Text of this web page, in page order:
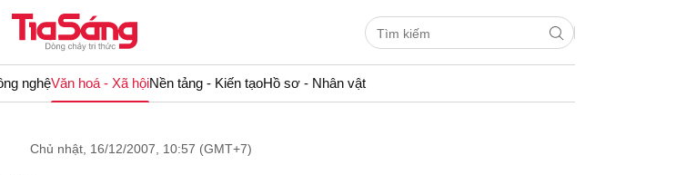
nghệVăn hoá - Xã hộiNền tảng - Kiến tạoHồ sơ - Nhân vật
Chủ nhật, 16/12/2007, 10:57 (GMT+7)